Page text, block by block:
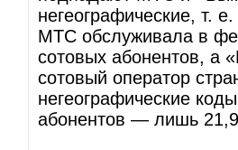
негеографические, т.
МТС обслуживала в
сотовых абонентов, а
сотовый оператор
негеографические
абонентов — лишь